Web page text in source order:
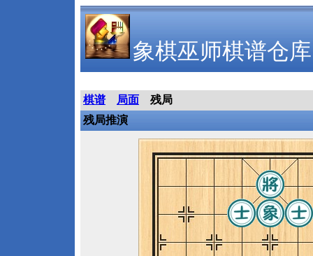
象棋巫师棋谱仓库
棋谱 局面
残局
残局推演